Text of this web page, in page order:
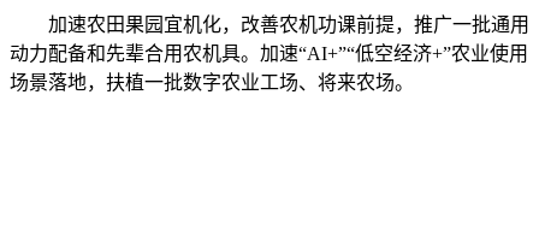
加速农田果园宜机化，改善农机功课前提，推广一批通用
动力配备和先辈合用农机具。加速“AI+”“低空经济+”农业使用
场景落地，扶植一批数字农业工场、将来农场。